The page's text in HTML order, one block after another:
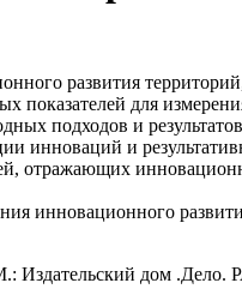
развития
показателей для
подходов и
инноваций и
отражающих
инновационного
Издательский дом